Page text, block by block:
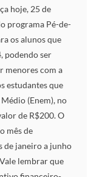
hoje, 25 de
programa Pé-de-
os alunos que
podendo ser
menores com a
estudantes que
(Enem), no
de R$200. O
mês de
de janeiro a junho
lembrar que